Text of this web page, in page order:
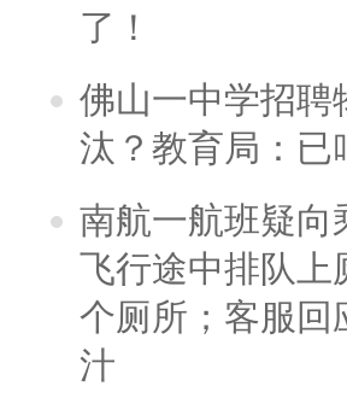
了！
佛山一中学招聘
汰？教育局：已
南航一航班疑向
飞行途中排队上
个厕所；客服回
汁